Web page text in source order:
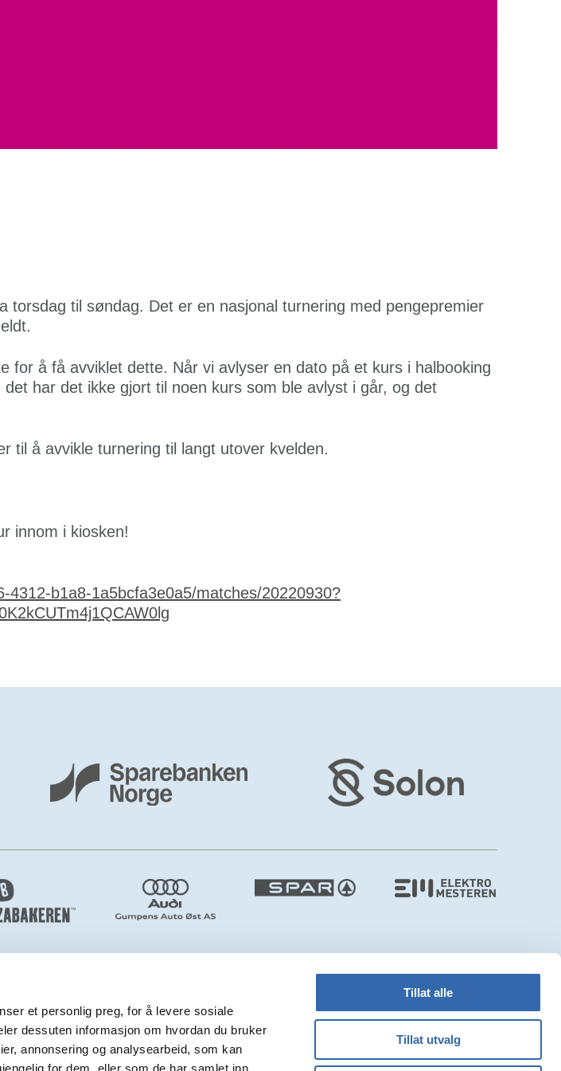
et personlig preg, for å levere sosiale
dessuten informasjon om hvordan du bruker
annonsering og analysearbeid, som kan
Tillat alle
Tillat utvalg
til søndag. Det er en nasjonal turnering med pengepremier
for å få avviklet dette. Når vi avlyser en dato på et kurs i halbooking
har det ikke gjort til noen kurs som ble avlyst i går, og det
til å avvikle turnering til langt utover kvelden.
innom i kiosken!
b1a8-1a5bcfa3e0a5/matches/20220930?
Webdesign:Tress Design/ CMS:Monoform